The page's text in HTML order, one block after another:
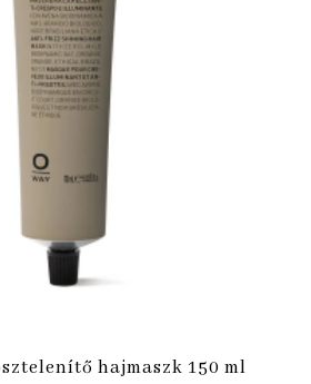
hajmaszk 150 ml